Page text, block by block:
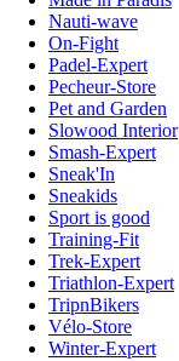
Nauti-wave
On-Fight
Padel-Expert
Pecheur-Store
Pet and Garden
Slowood Interior
Smash-Expert
Sneak'In
Sneakids
Sport is good
Training-Fit
Trek-Expert
Triathlon-Expert
TripnBikers
Vélo-Store
Winter-Expert